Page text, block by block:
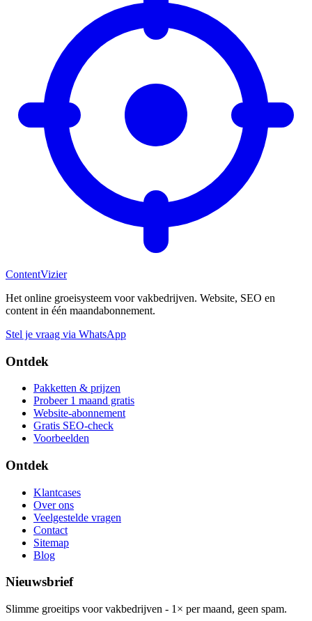
ContentVizier
Het online groeisysteem voor vakbedrijven. Website, SEO en
content in één maandabonnement.
Stel je vraag via WhatsApp
Ontdek
Pakketten & prijzen
Probeer 1 maand gratis
Website-abonnement
Gratis SEO-check
Voorbeelden
Ontdek
Klantcases
Over ons
Veelgestelde vragen
Contact
Sitemap
Blog
Nieuwsbrief
Slimme groeitips voor vakbedrijven - 1× per maand, geen spam.